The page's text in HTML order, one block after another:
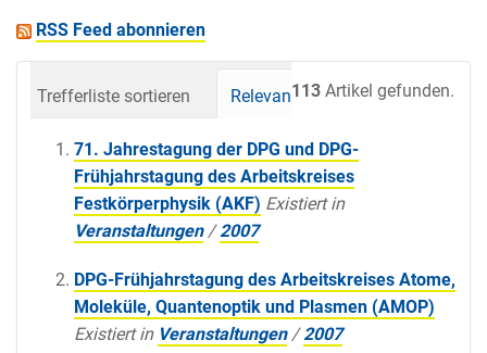
RSS Feed abonnieren
113 Artikel gefunden.
Trefferliste sortieren Relevanz Datum
71. Jahrestagung der DPG und DPG-
Frühjahrstagung des Arbeitskreises
Festkörperphysik (AKF) Existiert in
Veranstaltungen /2007
DPG-Frühjahrstagung des Arbeitskreises Atome,
Moleküle, Quantenoptik und Plasmen (AMOP)
Existiert in Veranstaltungen /2007